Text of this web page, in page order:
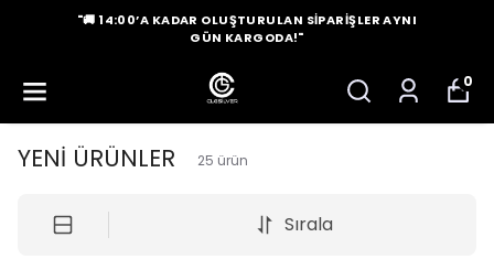
"🚚 14:00’A KADAR OLUŞTURULAN SIPARIŞLER AYNI
GÜN KARGODA!"
0
YENİ ÜRÜNLER 25 ürün
Sırala